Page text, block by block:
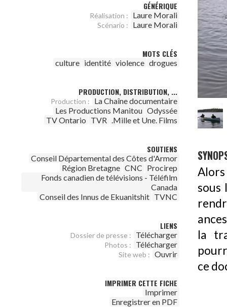
GÉNÉRIQUE
Réalisation : Laure Morali
Scénario : Laure Morali
MOTS CLÉS
culture identité violence drogues
PRODUCTION, DISTRIBUTION, ...
Production :
La Chaîne documentaire
Les Productions Manitou Odyssée
TV Ontario TVR .Mille et Une. Films
SOUTIENS
Conseil Départemental des Côtes d'Armor
Région Bretagne CNC Procirep
Fonds canadien de télévisions - Téléfilm
Canada
Conseil des Innus de Ekuanitshit TVNC
LIENS
Dossier de presse : Télécharger
Photos : Télécharger
Site web : Ouvrir
IMPRIMER CETTE FICHE
Imprimer
Enregistrer en PDF
sous
la
ce